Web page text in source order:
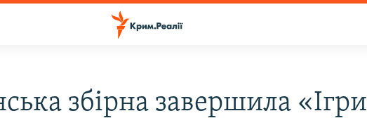
збірна завершила «Ігри